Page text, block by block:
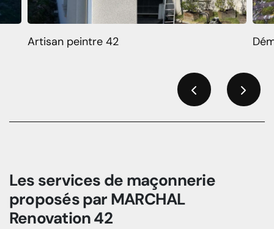
Artisan peintre 42
Les services de maçonnerie
proposés par MARCHAL
Renovation 42